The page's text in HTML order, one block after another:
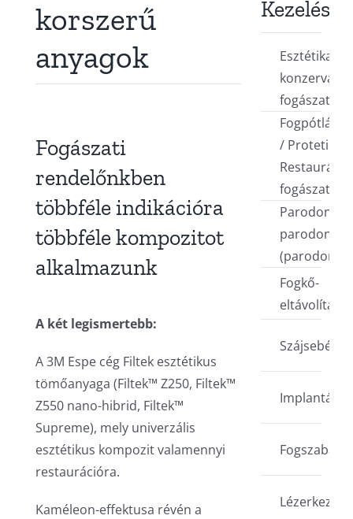
korszerű
anyagok
Fogászati
rendelőnkben
többféle indikációra
többféle kompozitot
alkalmazunk
A két legismertebb:
A 3M Espe cég Filtek esztétikus
tömőanyaga (Filtek™ Z250, Filtek™
Z550 nano-hibrid, Filtek™
Supreme), mely univerzális
esztétikus kompozit valamennyi
restaurációra.
Kaméleon-effektusa révén a
Kezelések
Esztétikai,
konzerváló
fogászat
Fogpótlások
/ Protetika /
fogászat
Fogkő-
eltávolítás
Implantáció